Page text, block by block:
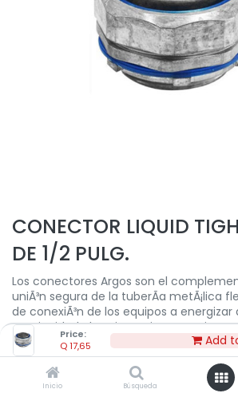
Price:
Q17,65 Add
Inicio Búsqueda
CONECTOR LIQUID
DE 1/2 PULG.
Los conectores Argos son el
uniÃ³n segura de la tuberÃ­a metÃ¡lica
de conexiÃ³n de los equipos a energizar
continuidad electrica a tierra y
Los conectores rectos y curvos,
para un ensamble preciso
Puede ser usado en Ã¡reas